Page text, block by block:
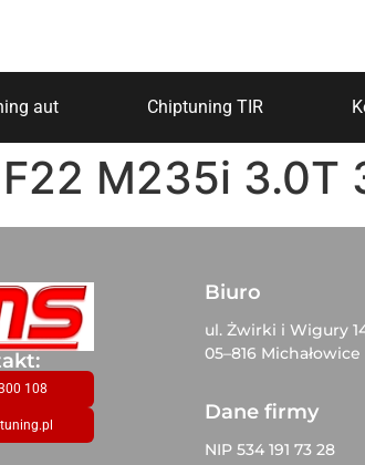
aut Chiptuning TIR
M235i 3.0T
108
Biuro
ul. Żwirki i Wigury
05–816 Michałowice
Dane firmy
NIP 534 191 73 28